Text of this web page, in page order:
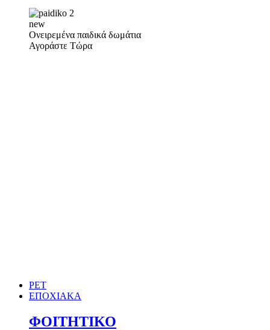
new
Ονειρεμένα παιδικά δωμάτια
Αγοράστε Τώρα
PET
ΕΠΟΧΙΑΚΑ
ΦΟΙΤΗΤΙΚΟ